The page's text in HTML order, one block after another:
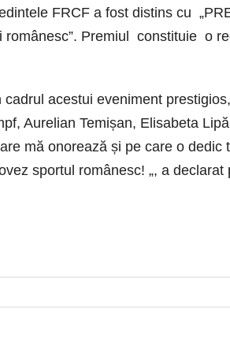
FRCF a fost distins cu
Premiul constituie o
acestui eveniment
Aurelian Temișan, Elisabeta
mă onorează și pe care o
sportul românesc! „, a